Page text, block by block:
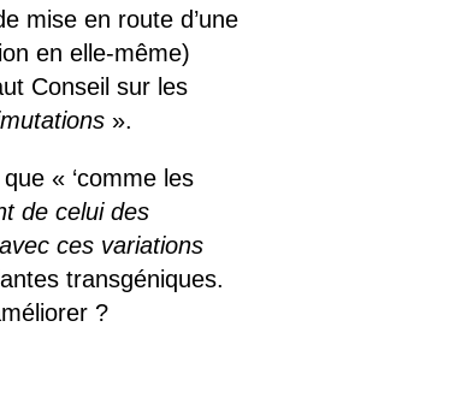
mise en route d’une
en elle-même)
Conseil sur les
».
« ‘comme les
de celui des
ces variations
transgéniques.
?